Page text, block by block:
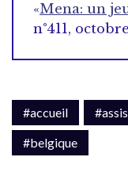
«Mena: un
n°411,
#accueil
#belgique